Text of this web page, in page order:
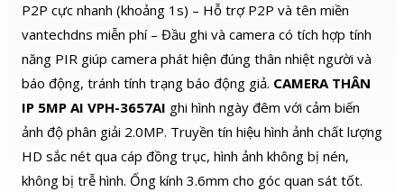
P2P cực nhanh (khoảng 1s) – Hỗ trợ P2P và tên miền
vantechdns miễn phí – Đầu ghi và camera có tích hợp tính
năng PIR giúp camera phát hiện đúng thân nhiệt người và
báo động, tránh tính trạng báo động giả. CAMERA THÂN
IP 5MP AI VPH-3657AI ghi hình ngày đêm với cảm biến
ảnh độ phân giải 2.0MP. Truyền tín hiệu hình ảnh chất lượng
HD sắc nét qua cáp đồng trục, hình ảnh không bị nén,
không bị trễ hình. Ống kính 3.6mm cho góc quan sát tốt.